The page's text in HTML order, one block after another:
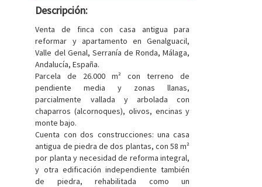
Descripción:
Venta de finca con casa antigua para
reformar y apartamento en Genalguacil,
Valle del Genal, Serranía de Ronda, Málaga,
Andalucía, España.
Parcela de 26.000 m² con terreno de
pendiente media y zonas llanas,
parcialmente vallada y arbolada con
chaparros (alcornoques), olivos, encinas y
monte bajo.
Cuenta con dos construcciones: una casa
antigua de piedra de dos plantas, con 58 m²
por planta y necesidad de reforma integral,
y otra edificación independiente también
de piedra, rehabilitada como un